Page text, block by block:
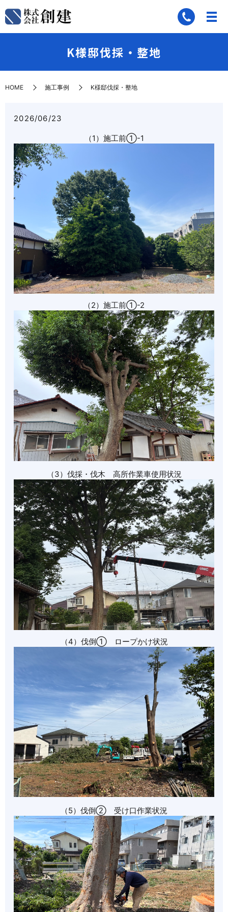
K様邸伐採・整地
HOME 施工事例 K様邸伐採・整地
2026/06/23
（1）施工前➀-1
（2）施工前➀-2
（3）伐採・伐木 高所作業車使用状況
（4）伐倒➀ ロープかけ状況
（5）伐倒➁ 受け口作業状況